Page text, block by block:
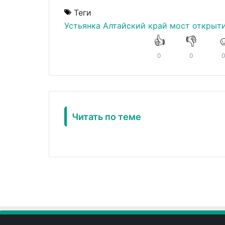
Теги
Устьянка Алтайский край мост
👍
0
👎
0 0
Читать по теме